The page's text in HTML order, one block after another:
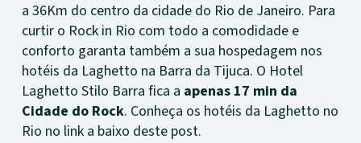
a 36Km do centro da cidade do Rio de Janeiro. Para
curtir o Rock in Rio com todo a comodidade e
conforto garanta também a sua hospedagem nos
hotéis da Laghetto na Barra da Tijuca. O Hotel
Laghetto Stilo Barra fica a apenas 17 min da
Cidade do Rock. Conheça os hotéis da Laghetto no
Rio no link a baixo deste post.